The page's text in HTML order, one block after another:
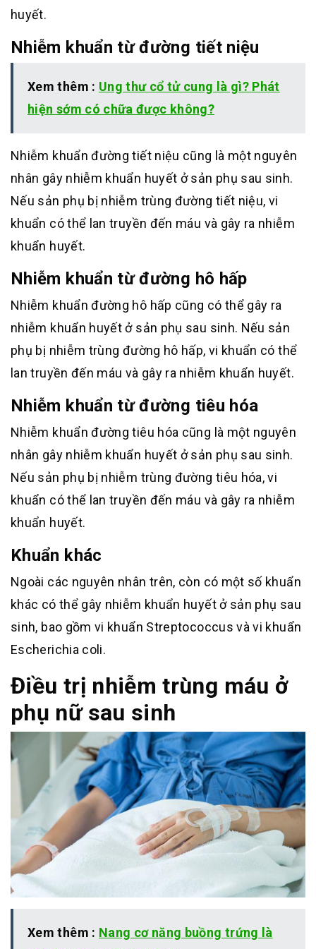
huyết.
Nhiễm khuẩn từ đường tiết niệu
Xem thêm : Ung thư cổ tử cung là gì? Phát
hiện sớm có chữa được không?
Nhiễm khuẩn đường tiết niệu cũng là một nguyên
nhân gây nhiễm khuẩn huyết ở sản phụ sau sinh.
Nếu sản phụ bị nhiễm trùng đường tiết niệu, vi
khuẩn có thể lan truyền đến máu và gây ra nhiễm
khuẩn huyết.
Nhiễm khuẩn từ đường hô hấp
Nhiễm khuẩn đường hô hấp cũng có thể gây ra
nhiễm khuẩn huyết ở sản phụ sau sinh. Nếu sản
phụ bị nhiễm trùng đường hô hấp, vi khuẩn có thể
lan truyền đến máu và gây ra nhiễm khuẩn huyết.
Nhiễm khuẩn từ đường tiêu hóa
Nhiễm khuẩn đường tiêu hóa cũng là một nguyên
nhân gây nhiễm khuẩn huyết ở sản phụ sau sinh.
Nếu sản phụ bị nhiễm trùng đường tiêu hóa, vi
khuẩn có thể lan truyền đến máu và gây ra nhiễm
khuẩn huyết.
Khuẩn khác
Ngoài các nguyên nhân trên, còn có một số khuẩn
khác có thể gây nhiễm khuẩn huyết ở sản phụ sau
sinh, bao gồm vi khuẩn Streptococcus và vi khuẩn
Escherichia coli.
Điều trị nhiễm trùng máu ở
phụ nữ sau sinh
Xem thêm : Nang cơ năng buồng trứng là